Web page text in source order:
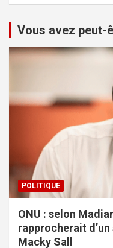
Vous avez peut-
POLITIQUE
ONU : selon
rapprocherait
Macky Sall